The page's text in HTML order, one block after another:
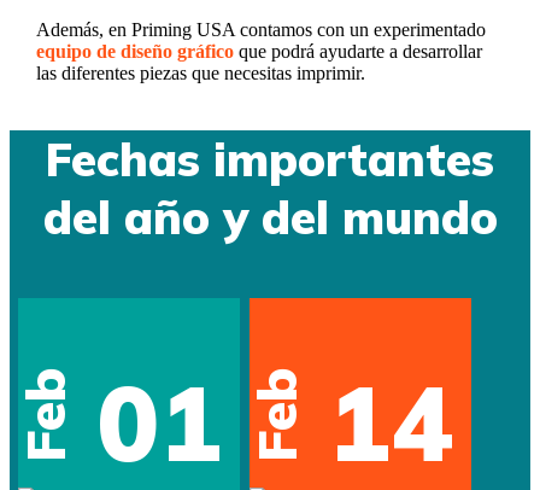
Además, en Priming USA contamos con un experimentado
equipo de diseño gráficoque podrá ayudarte a desarrollar
las diferentes piezas que necesitas imprimir.
Fechas importantes
del año y del mundo
Feb 01 Feb 14